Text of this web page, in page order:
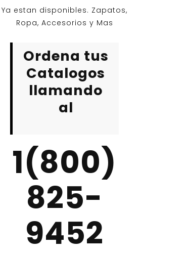
Ya estan disponibles. Zapatos,
Ropa, Accesorios y Mas
Ordena tus
Catalogos
llamando
al
1(800)
825-
9452